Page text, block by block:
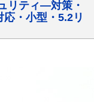
リティ―対策・
・小型・5.2リ